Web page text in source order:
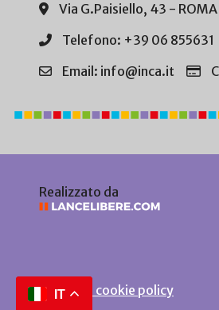
Via G.Paisiello, 43 - ROMA
Telefono: +39 06 855631
Email: info@inca.it
Realizzato da
Privacy e cookie policy
IT